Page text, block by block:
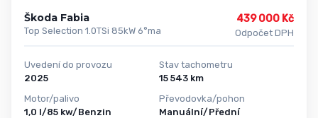
Škoda Fabia
Top Selection 1.0TSi 85kW 6°ma
439 000 Kč
Odpočet DPH
Uvedení do provozu
2025
Motor/palivo
1,0 l/85 kw/Benzin
Stav tachometru
15 543 km
Převodovka/pohon
Manuální/Přední